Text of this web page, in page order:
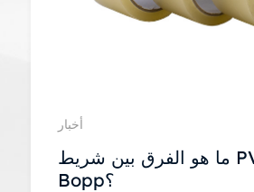
أخبار
ما هو الفرق بين شريط PVC وشريط
Bopp؟